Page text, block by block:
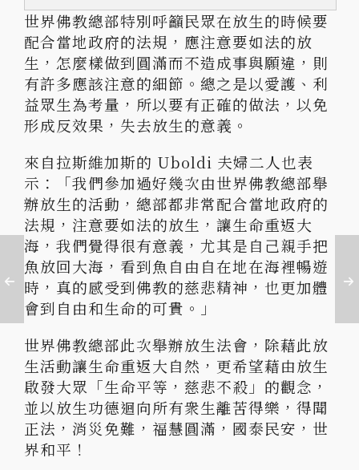
世界佛教總部特別呼籲民眾在放生的時候要
配合當地政府的法規，應注意要如法的放
生，怎麼樣做到圓滿而不造成事與願違，則
有許多應該注意的細節。總之是以愛護、利
益眾生為考量，所以要有正確的做法，以免
形成反效果，失去放生的意義。
來自拉斯維加斯的 Uboldi 夫婦二人也表
示：「我們參加過好幾次由世界佛教總部舉
辦放生的活動，總部都非常配合當地政府的
法規，注意要如法的放生，讓生命重返大
海，我們覺得很有意義，尤其是自己親手把
魚放回大海，看到魚自由自在地在海裡暢遊
時，真的感受到佛教的慈悲精神，也更加體
會到自由和生命的可貴。」
世界佛教總部此次舉辦放生法會，除藉此放
生活動讓生命重返大自然，更希望藉由放生
啟發大眾「生命平等，慈悲不殺」的觀念，
並以放生功德迴向所有衆生離苦得樂，得聞
正法，消災免難，福慧圓滿，國泰民安，世
界和平！